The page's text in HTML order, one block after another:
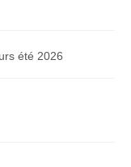
été 2026